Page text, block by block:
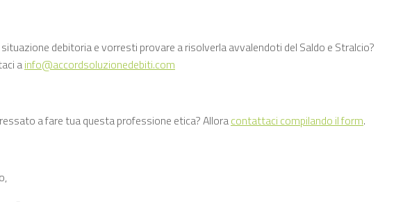
situazione debitoria e vorresti provare a risolverla avvalendoti del Saldo e Stralcio?
ainfo@accordsoluzionedebiti.com
a fare tua questa professione etica? Alloracontattaci compilando il form.